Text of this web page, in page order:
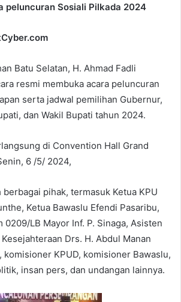
peluncuran Sosiali Pilkada 2024
Batu Selatan, H. Ahmad Fadli
resmi membuka acara peluncuran
serta jadwal pemilihan Gubernur,
dan Wakil Bupati tahun 2024.
di Convention Hall Grand
6 /5/ 2024,
pihak, termasuk Ketua KPU
Ketua Bawaslu Efendi Pasaribu,
0209/LB Mayor Inf. P. Sinaga, Asisten
Drs. H. Abdul Manan
komisioner KPUD, komisioner Bawaslu,
insan pers, dan undangan lainnya.